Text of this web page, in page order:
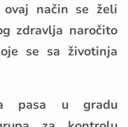
ovaj način se želi
zdravlja naročito
se sa životinja
pasa u gradu